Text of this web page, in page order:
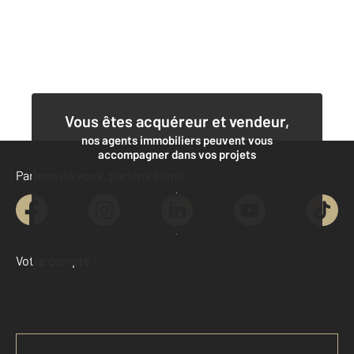
Vous êtes acquéreur et vendeur,
nos agents immobiliers peuvent vous
accompagner dans vos projets
Contacter l'agence
Demander une estimation
Parlons de vous, parlons biens
Votre compte :
Accéder à mon compte